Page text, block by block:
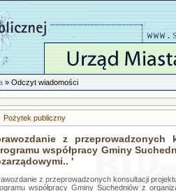
» Odczyt wiadomości
Pożytek publiczny
z przeprowadzonych
współpracy Gminy
'
z przeprowadzonych konsultacji
współpracy Gminy Suchedniów z